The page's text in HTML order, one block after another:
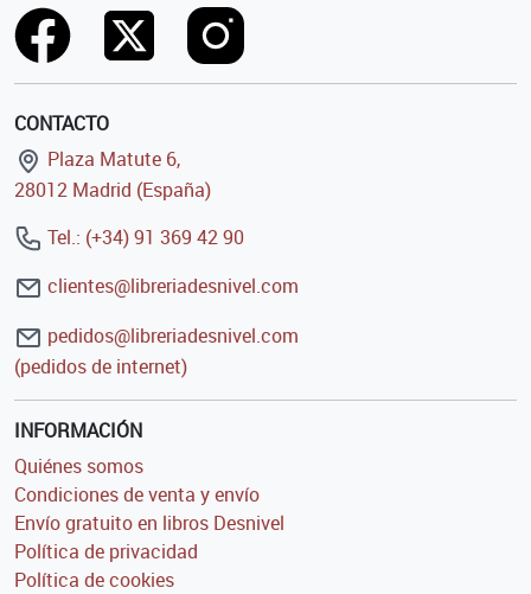
CONTACTO
Plaza Matute 6,
28012 Madrid (España)
Tel.: (+34) 91 369 42 90
clientes@libreriadesnivel.com
pedidos@libreriadesnivel.com
(pedidos de internet)
INFORMACIÓN
Quiénes somos
Condiciones de venta y envío
Envío gratuito en libros Desnivel
Política de privacidad
Política de cookies